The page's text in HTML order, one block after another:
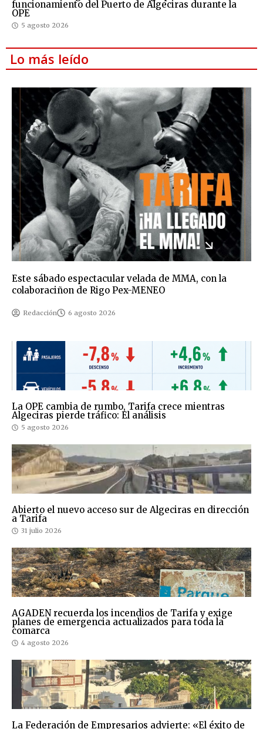
funcionamiento del Puerto de Algeciras durante la
OPE
5 agosto 2026
Lo más leído
Este sábado espectacular velada de MMA, con la
colaboraciñon de Rigo Pex-MENEO
Redacción 6 agosto 2026
La OPE cambia de rumbo, Tarifa crece mientras
Algeciras pierde tráfico: El análisis
5 agosto 2026
Abierto el nuevo acceso sur de Algeciras en dirección
a Tarifa
31 julio 2026
AGADEN recuerda los incendios de Tarifa y exige
planes de emergencia actualizados para toda la
comarca
4 agosto 2026
La Federación de Empresarios advierte: «El éxito de